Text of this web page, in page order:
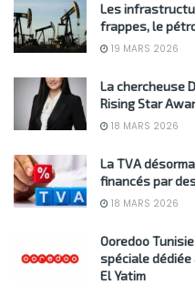
Les
frappes, le
19 MARS 2026
La chercheuse
Rising Star
18 MARS 2026
La TVA
financés par
18 MARS 2026
Ooredoo
spéciale
El Yatim